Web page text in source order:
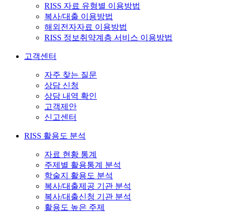
RISS 자료 유형별 이용방법
복사/대출 이용방법
해외전자자료 이용방법
RISS 정보취약계층 서비스 이용방법
고객센터
자주 찾는 질문
상담 신청
상담 내역 확인
고객제안
신고센터
RISS 활용도 분석
자료 현황 통계
주제별 활용통계 분석
학술지 활용도 분석
복사/대출제공 기관 분석
복사/대출신청 기관 분석
활용도 높은 주제